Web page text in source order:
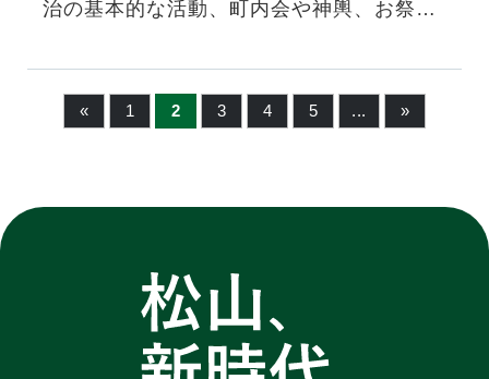
治の基本的な活動、町内会や神輿、お祭
としてきた結果、地域は地方…
« 1 2 3 4 5 ... »